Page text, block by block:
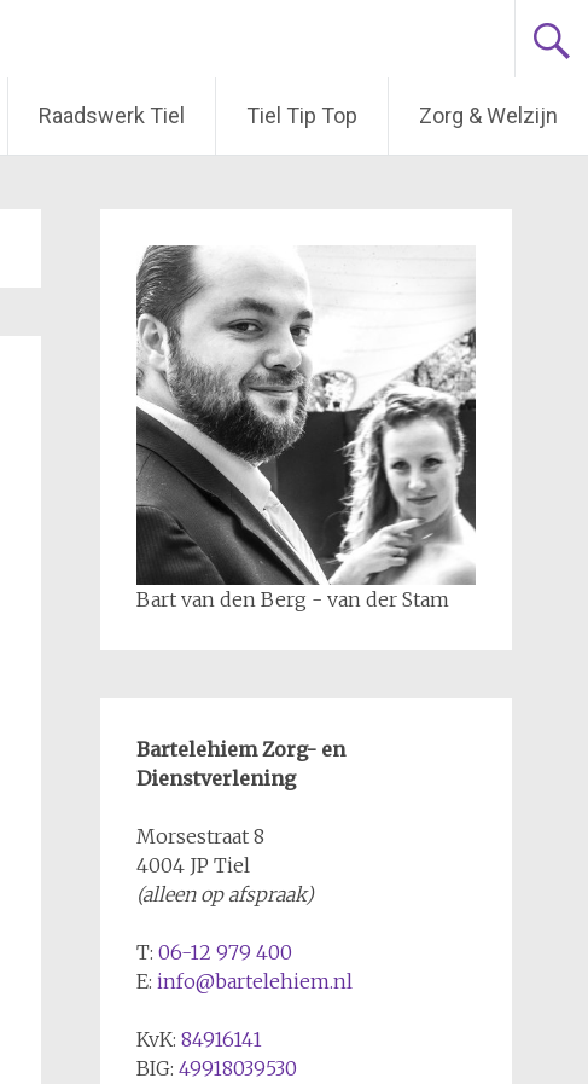
Raadswerk Tiel Tiel Tip Top Zorg & Welzijn
Bart van den Berg - van der Stam
Bartelehiem Zorg- en
Dienstverlening
Morsestraat 8
4004 JP Tiel
(alleen op afspraak)
T: 06-12 979 400
E: info@bartelehiem.nl
KvK: 84916141
BIG: 49918039530